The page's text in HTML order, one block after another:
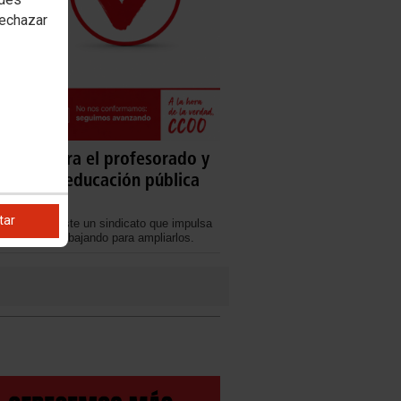
para el profesorado y
para la educación pública
cuando existe un sindicato que impulsa
y sigue trabajando para ampliarlos.